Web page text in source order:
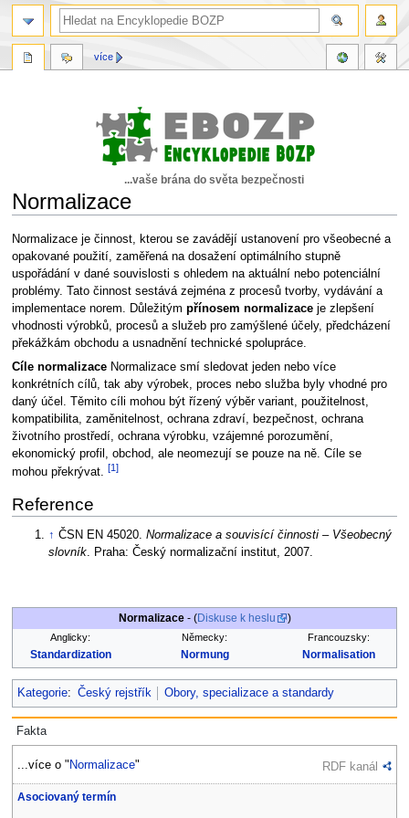
...vaše brána do světa bezpečnosti
Normalizace
Skočit
na
navigaci
Skočit
na
vyhledávání
Normalizace je činnost, kterou se zavádějí ustanovení pro všeobecné a
opakované použití, zaměřená na dosažení optimálního stupně
uspořádání v dané souvislosti s ohledem na aktuální nebo potenciální
problémy. Tato činnost sestává zejména z procesů tvorby, vydávání a
implementace norem. Důležitým přínosem normalizaceje zlepšení
vhodnosti výrobků, procesů a služeb pro zamýšlené účely, předcházení
překážkám obchodu a usnadnění technické spolupráce.
Cíle normalizaceNormalizace smí sledovat jeden nebo více
konkrétních cílů, tak aby výrobek, proces nebo služba byly vhodné pro
daný účel. Těmito cíli mohou být řízený výběr variant, použitelnost,
kompatibilita, zaměnitelnost, ochrana zdraví, bezpečnost, ochrana
životního prostředí, ochrana výrobku, vzájemné porozumění,
ekonomický profil, obchod, ale neomezují se pouze na ně. Cíle se
mohou překrývat.
[1]
Reference
↑ ČSN EN 45020.Normalizace a souvisící činnosti – Všeobecný
slovník. Praha: Český normalizační institut, 2007.
Normalizace- (Diskuse k heslu )
Anglicky: Německy: Francouzsky:
Standardization Normung Normalisation
Kategorie: Český rejstřík Obory, specializace a standardy
Fakta
...více o " Normalizace" RDF kanál
Asociovaný termín
více